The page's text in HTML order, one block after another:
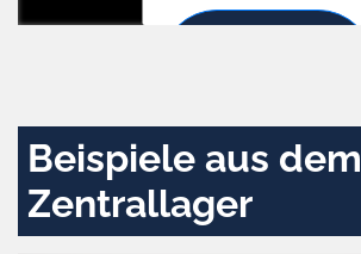
Beispiele aus dem
Zentrallager